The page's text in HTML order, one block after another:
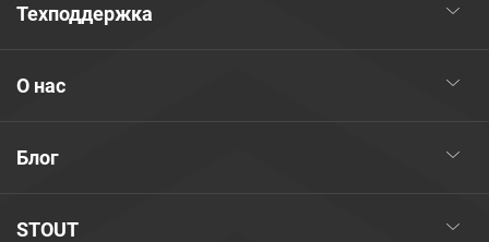
STOUT
Блог
О нас
Техподдержка